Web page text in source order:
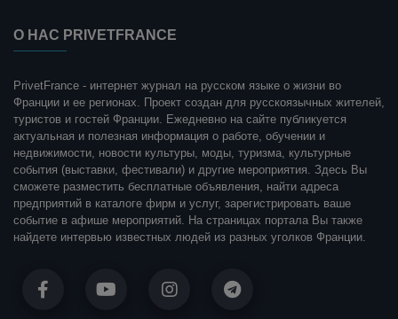
О НАС PRIVETFRANCE
PrivetFrance - интернет журнал на русском языке о жизни во
Франции и ее регионах. Проект создан для русскоязычных жителей,
туристов и гостей Франции. Ежедневно на сайте публикуется
актуальная и полезная информация о работе, обучении и
недвижимости, новости культуры, моды, туризма, культурные
события (выставки, фестивали) и другие мероприятия. Здесь Вы
сможете разместить бесплатные объявления, найти адреса
предприятий в каталоге фирм и услуг, зарегистрировать ваше
событие в афише мероприятий. На страницах портала Вы также
найдете интервью известных людей из разных уголков Франции.